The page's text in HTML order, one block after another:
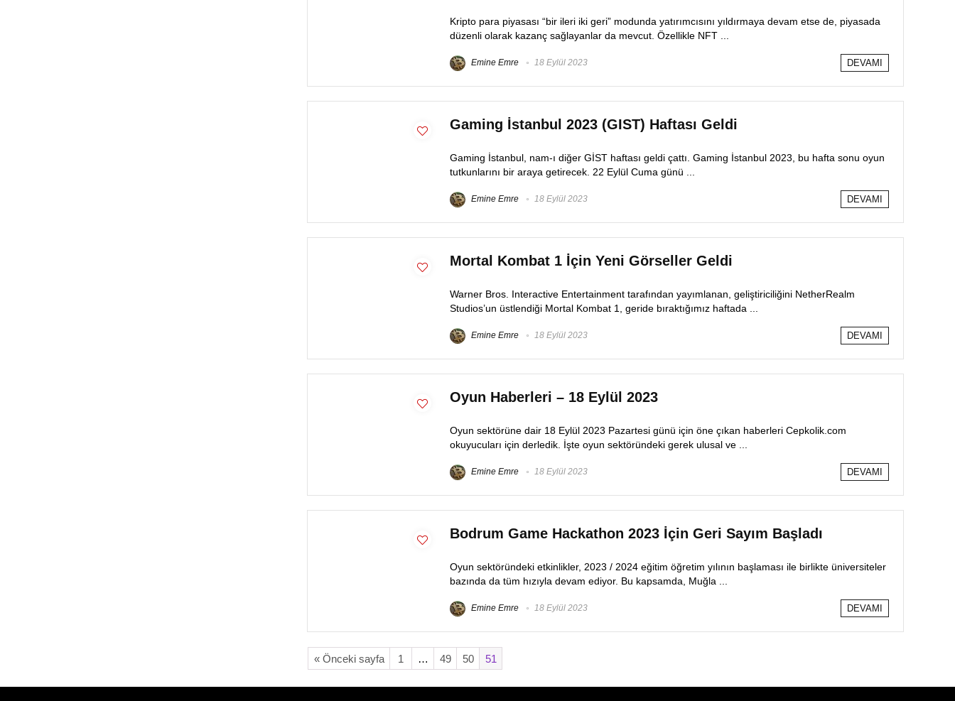
Kripto para piyasası “bir ileri iki geri” modunda yatırımcısını yıldırmaya devam etse de, piyasada
düzenli olarak kazanç sağlayanlar da mevcut. Özellikle NFT ...
Emine Emre 18 Eylül 2023 DEVAMI
Gaming İstanbul 2023 (GIST) Haftası Geldi
Gaming İstanbul, nam-ı diğer GİST haftası geldi çattı. Gaming İstanbul 2023, bu hafta sonu oyun
tutkunlarını bir araya getirecek. 22 Eylül Cuma günü ...
Emine Emre 18 Eylül 2023 DEVAMI
Mortal Kombat 1 İçin Yeni Görseller Geldi
Warner Bros. Interactive Entertainment tarafından yayımlanan, geliştiriciliğini NetherRealm
Studios’un üstlendiği Mortal Kombat 1, geride bıraktığımız haftada ...
Emine Emre 18 Eylül 2023 DEVAMI
Oyun Haberleri – 18 Eylül 2023
Oyun sektörüne dair 18 Eylül 2023 Pazartesi günü için öne çıkan haberleri Cepkolik.com
okuyucuları için derledik. İşte oyun sektöründeki gerek ulusal ve ...
Emine Emre 18 Eylül 2023 DEVAMI
Bodrum Game Hackathon 2023 İçin Geri Sayım Başladı
Oyun sektöründeki etkinlikler, 2023 / 2024 eğitim öğretim yılının başlaması ile birlikte üniversiteler
bazında da tüm hızıyla devam ediyor. Bu kapsamda, Muğla ...
Emine Emre 18 Eylül 2023 DEVAMI
« Önceki sayfa 1 … 49 50 51